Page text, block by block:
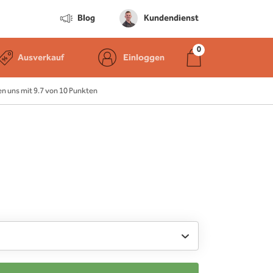
Blog Kundendienst
Ausverkauf Einloggen
uns mit 9.7 von 10 Punkten